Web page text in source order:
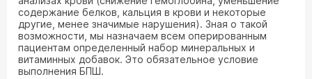
содержание белков, кальция в крови и некоторые
другие, менее значимые нарушения). Зная о такой
возможности, мы назначаем всем оперированным
пациентам определенный набор минеральных и
витаминных добавок. Это обязательное условие
выполнения БПШ.